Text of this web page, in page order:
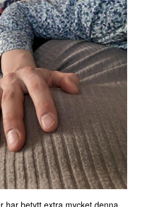
har betytt extra mycket denna